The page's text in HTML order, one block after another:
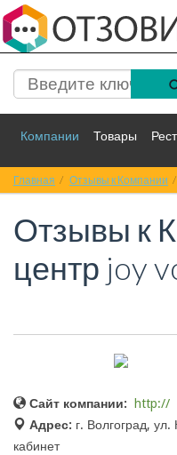
Компании Товары
Спорт Фильмы Деньги
Красота Здоровье
Главная Отзывы к Компании
Отзывы к
центр joy
Сайт компании:
http://
Адрес: г. Волгоград,
кабинет